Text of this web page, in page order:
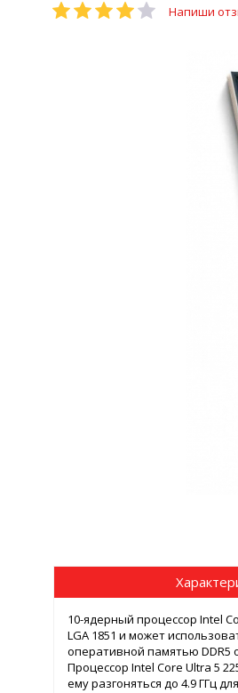
Напиши
10-ядерный процессор Intel
LGA 1851 и может
оперативной памятью DDR5
Процессор Intel Core Ultra 5
ему разгоняться до 4.9 ГГц